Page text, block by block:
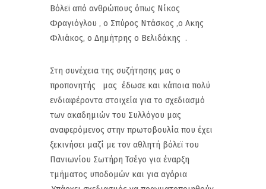
Βόλεϊ από ανθρώπους όπως Νίκος
Φραγιόγλου , ο Σπύρος Ντάσκος ,ο Ακης
Φλιάκος, ο Δημήτρης ο Βελιδάκης .
Στη συνέχεια της συζήτησης μας ο
προπονητής μας έδωσε και κάποια πολύ
ενδιαφέροντα στοιχεία για το σχεδιασμό
των ακαδημιών του Συλλόγου μας
αναφερόμενος στην πρωτοβουλία που έχει
ξεκινήσει μαζί με τον αθλητή βόλεϊ του
Πανιωνίου Σωτήρη Τσέγο για έναρξη
τμήματος υποδομών και για αγόρια